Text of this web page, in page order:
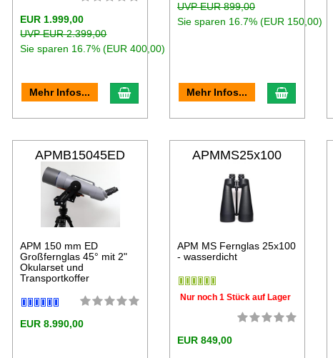
EUR 1.999,00
UVP EUR 2.399,00
Sie sparen 16.7% (EUR 400,00)
Mehr Infos...
UVP EUR 899,00
Sie sparen 16.7% (EUR 150,00)
Mehr Infos...
APMB15045ED
APM 150 mm ED
Großfernglas 45° mit 2"
Okularset und
Transportkoffer
EUR 8.990,00
APMMS25x100
APM MS Fernglas 25x100
- wasserdicht
Nur noch 1 Stück auf Lager
EUR 849,00